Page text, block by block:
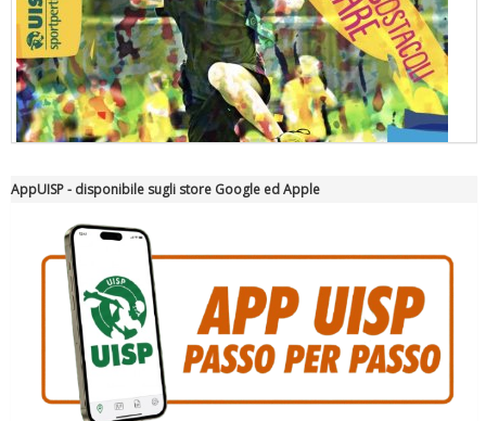
"Superare gli ostacoli": la relazione di Tiziano Pesce al CN Uisp
AppUISP - disponibile sugli store Google ed Apple